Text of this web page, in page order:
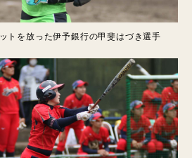
トを放った伊予銀行の甲斐はづき選手